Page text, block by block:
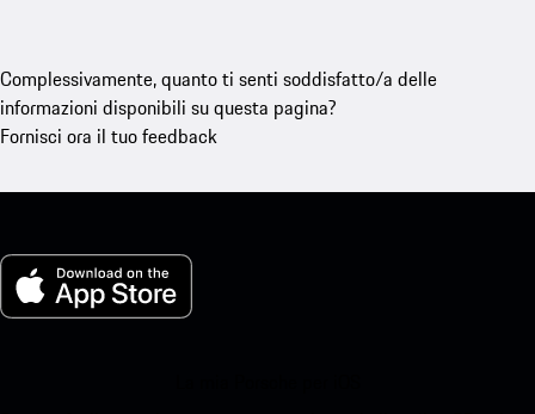
Complessivamente, quanto ti senti soddisfatto/a delle
informazioni disponibili su questa pagina?
Fornisci ora il tuo feedback